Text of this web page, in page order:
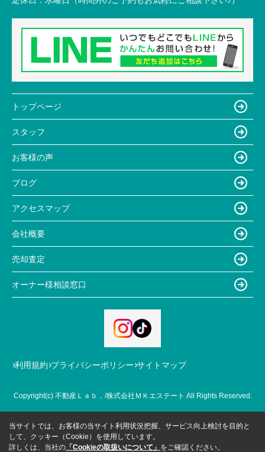
トップページ
スタッフ
お客様の声
ブログ
アクセスマップ
会社概要
売却査定
オーナー様相談窓口
利用規約 プライバシーポリシー サイトマップ
Copyright(c) 不動産Ｌａｂ．/株式会社ＭＫエステート All Rights Reserved.
当サイトでは、お客様の当サイト利用状況把握、サービス向上検討を目的と
して、クッキー（Cookie）を使用しています。
詳しくは、当社の 「Cookieの取扱いについて」 をご確認ください。